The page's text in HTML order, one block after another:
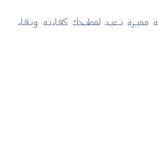
تعيد لمطبخك كفاءته ونقاء